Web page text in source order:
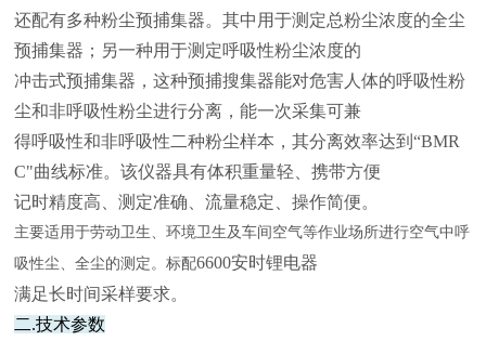
还配有多种粉尘预捕集器。其中用于测定总粉尘浓度的全尘
预捕集器；另一种用于测定呼吸性粉尘浓度的
冲击式预捕集器，这种预捕搜集器能对危害人体的呼吸性粉
尘和非呼吸性粉尘进行分离，能一次采集可兼
得呼吸性和非呼吸性二种粉尘样本，其分离效率达到“BMR
C"曲线标准。该仪器具有体积重量轻、携带方便
记时精度高、测定准确、流量稳定、操作简便。
主要适用于劳动卫生、环境卫生及车间空气等作业场所进行空气中呼
吸性尘、全尘的测定。标配6600安时锂电器
满足长时间采样要求。
二.技术参数